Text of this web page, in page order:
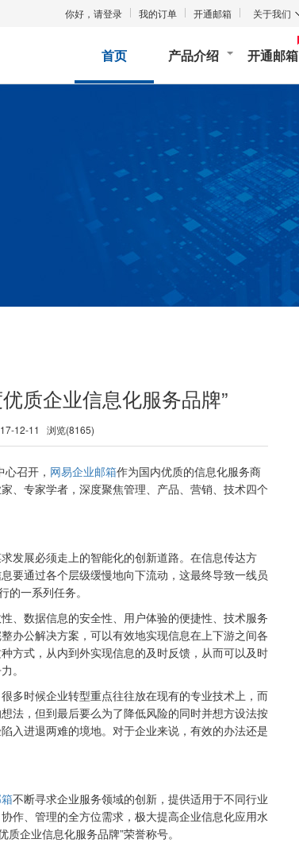
你好， 请登录 我的订单 开通邮箱 关于我们
首页 产品介绍 开通邮箱
质企业信息化服务品牌”
12-11 浏览(8165)
召开， 网易企业邮箱作为国内优质的信息化服务商
、专家学者，深度聚焦管理、产品、营销、技术四个
发展必须走上的智能化的创新道路。在信息传达方
要通过各个层级缓慢地向下流动，这最终导致一线员
一系列任务。
、数据信息的安全性、用户体验的便捷性、技术服务
办公解决方案，可以有效地实现信息在上下游之间各
方式，从内到外实现信息的及时反馈，从而可以及时
。
多时候企业转型重点往往放在现有的专业技术上，而
法，但到最后要么为了降低风险的同时并想方设法按
入进退两难的境地。对于企业来说，有效的办法还是
不断寻求企业服务领域的创新，提供适用于不同行业
作、管理的全方位需求，极大提高企业信息化应用水
企业信息化服务品牌”荣誉称号。